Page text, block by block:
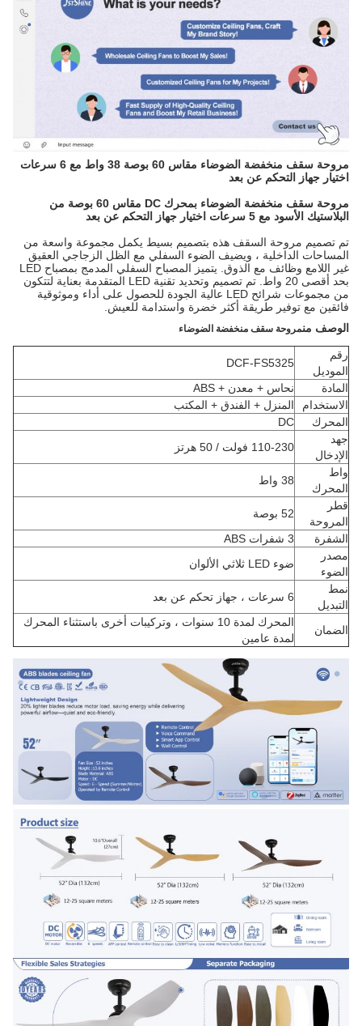
مروحة سقف منخفضة الضوضاء مقاس 60 بوصة 38 واط مع 6 سرعات
اختيار جهاز التحكم عن بعد
مروحة سقف منخفضة الضوضاء بمحرك DC مقاس 60 بوصة من
البلاستيك الأسود مع 5 سرعات اختيار جهاز التحكم عن بعد
تم تصميم مروحة السقف هذه بتصميم بسيط يكمل مجموعة واسعة من
المساحات الداخلية ، ويضيف الضوء السفلي مع الظل الزجاجي العقيق
غير اللامع وظائف مع الذوق. يتميز المصباح السفلي المدمج بمصباح LED
بحد أقصى 20 واط. تم تصميم وتحديد تقنية LED المتقدمة بعناية لتتكون
من مجموعات شرائح LED عالية الجودة للحصول على أداء وموثوقية
فائقين مع توفير طريقة أكثر خضرة واستدامة للعيش.
الوصف منمروحة سقف منخفضة الضوضاء
رقم
الموديل
DCF-FS5325
المادة
نحاس + معدن + ABS
الاستخدام
المنزل + الفندق + المكتب
المحرك
DC
جهد
الإدخال
110-230 فولت / 50 هرتز
واط
المحرك
38 واط
قطر
المروحة
52 بوصة
الشفرة
مصدر
الضوء
ضوء LED ثلاثي الألوان
نمط
التبديل
الضمان
المحرك لمدة 10 سنوات ، وتركيبات أخرى باستثناء المحرك
لمدة عامين